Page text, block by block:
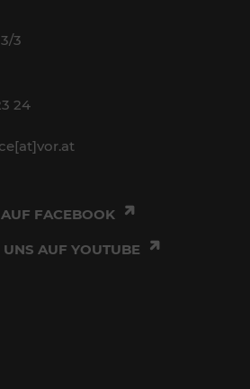
3
24
FACEBOOK
AUF YOUTUBE